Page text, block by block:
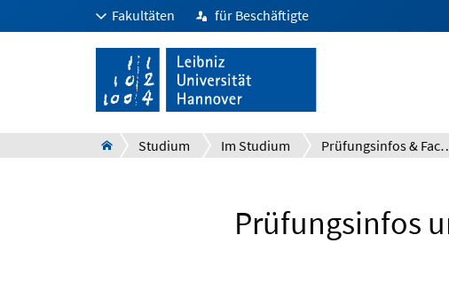
Fakultäten für Beschäftigte
Studium Im Studium
Prüfungsinfos